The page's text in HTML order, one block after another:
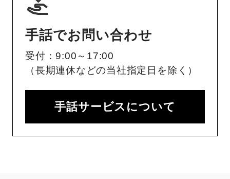
手話でお問い合わせ
受付：9:00～17:00
（長期連休などの当社指定日を除く）
手話サービスについて